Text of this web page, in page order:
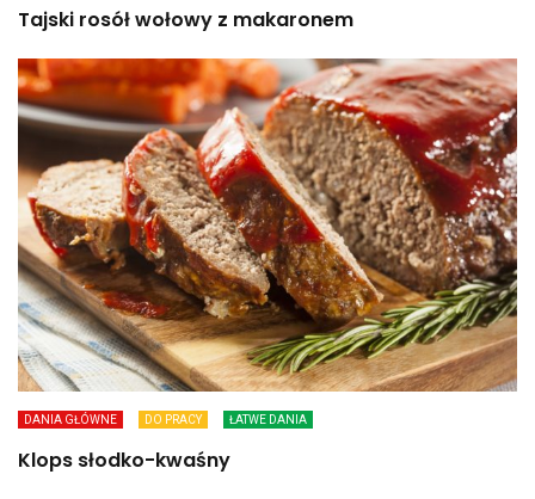
Tajski rosół wołowy z makaronem
DANIA GŁÓWNE DO PRACY ŁATWE DANIA
Klops słodko-kwaśny